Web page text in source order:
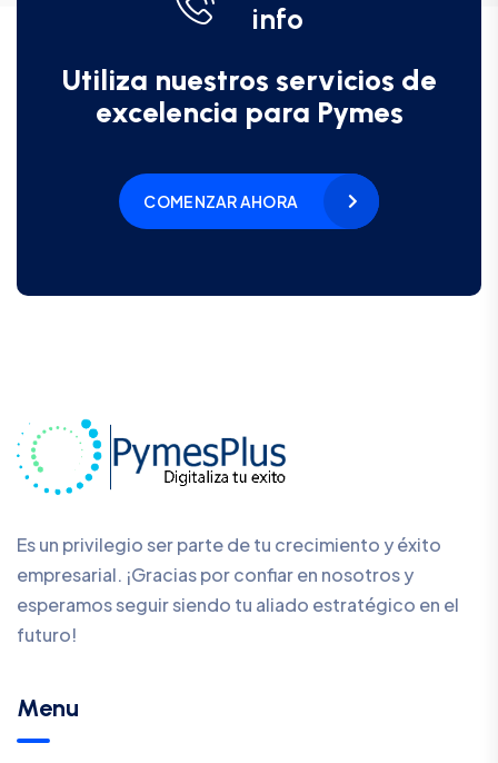
info
Utiliza nuestros servicios de
excelencia para Pymes
COMENZAR AHORA
Es un privilegio ser parte de tu crecimiento y éxito
empresarial. ¡Gracias por confiar en nosotros y
esperamos seguir siendo tu aliado estratégico en el
futuro!
Menu